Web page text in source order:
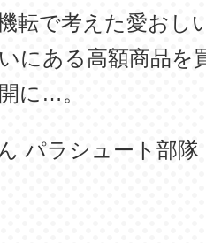
転で考えた愛おし
にある高額商品を
に…。
パラシュート部